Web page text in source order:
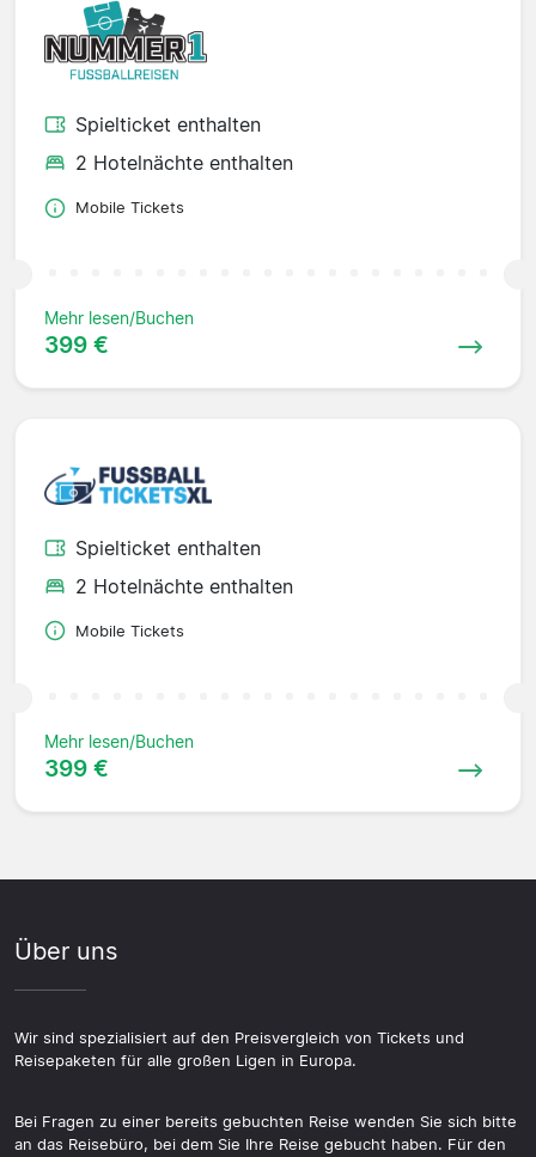
Spielticket enthalten
2 Hotelnächte enthalten
Mobile Tickets
Mehr lesen/Buchen
399 €
Spielticket enthalten
2 Hotelnächte enthalten
Mobile Tickets
Mehr lesen/Buchen
399 €
Über uns
Wir sind spezialisiert auf den Preisvergleich von Tickets und
Reisepaketen für alle großen Ligen in Europa.
Bei Fragen zu einer bereits gebuchten Reise wenden Sie sich bitte
an das Reisebüro, bei dem Sie Ihre Reise gebucht haben. Für den